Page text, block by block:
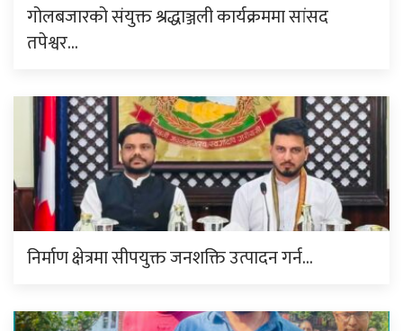
गोलबजारको संयुक्त श्रद्धाञ्जली कार्यक्रममा सांसद
तपेश्वर…
निर्माण क्षेत्रमा सीपयुक्त जनशक्ति उत्पादन गर्न…